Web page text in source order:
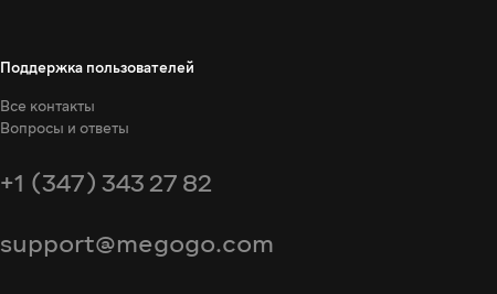
Поддержка пользователей
Все контакты
Вопросы и ответы
+1 (347) 343 27 82
support@megogo.com